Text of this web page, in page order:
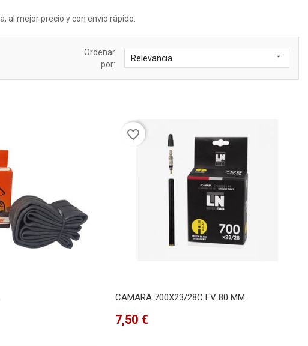
al mejor precio y con envío rápido.
Ordenar
por:
Relevancia 
favorite_border
CAMARA 700X23/28C FV 80 MM...
Precio
7,50 €